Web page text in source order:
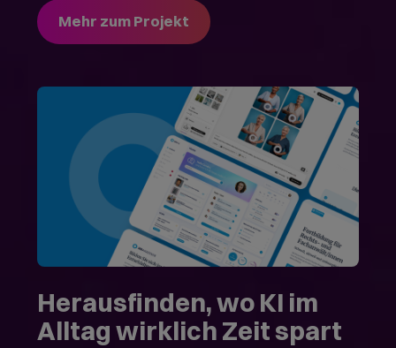
Mehr zum Projekt
Herausfinden, wo KI im
Alltag wirklich Zeit spart